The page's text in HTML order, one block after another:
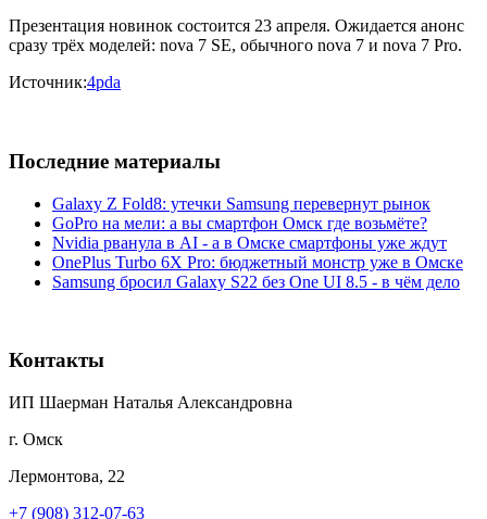
Презентация новинок состоится 23 апреля. Ожидается анонс
сразу трёх моделей: nova 7 SE, обычного nova 7 и nova 7 Pro.
Источник:4pda
Последние материалы
Galaxy Z Fold8: утечки Samsung перевернут рынок
GoPro на мели: а вы смартфон Омск где возьмёте?
Nvidia рванула в AI - а в Омске смартфоны уже ждут
OnePlus Turbo 6X Pro: бюджетный монстр уже в Омске
Samsung бросил Galaxy S22 без One UI 8.5 - в чём дело
Контакты
ИП Шаерман Наталья Александровна
г. Омск
Лермонтова, 22
+7 (908) 312-07-63